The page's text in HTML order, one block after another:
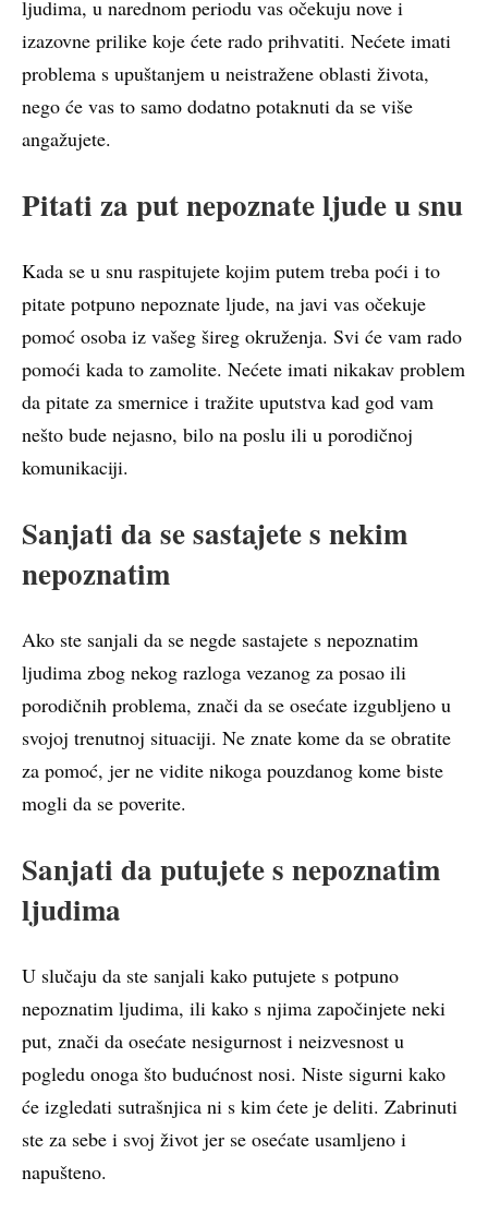
ljudima, u narednom periodu vas očekuju nove i
izazovne prilike koje ćete rado prihvatiti. Nećete imati
problema s upuštanjem u neistražene oblasti života,
nego će vas to samo dodatno potaknuti da se više
angažujete.
Pitati za put nepoznate ljude u snu
Kada se u snu raspitujete kojim putem treba poći i to
pitate potpuno nepoznate ljude, na javi vas očekuje
pomoć osoba iz vašeg šireg okruženja. Svi će vam rado
pomoći kada to zamolite. Nećete imati nikakav problem
da pitate za smernice i tražite uputstva kad god vam
nešto bude nejasno, bilo na poslu ili u porodičnoj
komunikaciji.
Sanjati da se sastajete s nekim
nepoznatim
Ako ste sanjali da se negde sastajete s nepoznatim
ljudima zbog nekog razloga vezanog za posao ili
porodičnih problema, znači da se osećate izgubljeno u
svojoj trenutnoj situaciji. Ne znate kome da se obratite
za pomoć, jer ne vidite nikoga pouzdanog kome biste
mogli da se poverite.
Sanjati da putujete s nepoznatim
ljudima
U slučaju da ste sanjali kako putujete s potpuno
nepoznatim ljudima, ili kako s njima započinjete neki
put, znači da osećate nesigurnost i neizvesnost u
pogledu onoga što budućnost nosi. Niste sigurni kako
će izgledati sutrašnjica ni s kim ćete je deliti. Zabrinuti
ste za sebe i svoj život jer se osećate usamljeno i
napušteno.